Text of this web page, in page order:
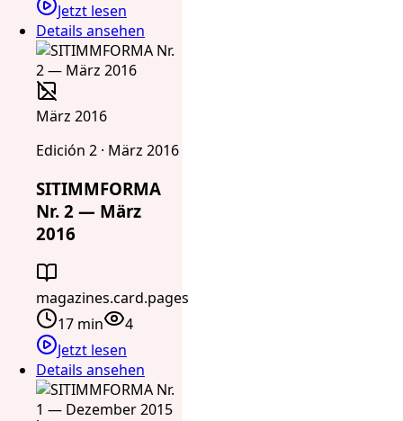
Jetzt lesen
Details ansehen
März 2016
Edición 2 · März 2016
SITIMMFORMA
Nr. 2 — März
2016
magazines.card.pages
17 min
4
Jetzt lesen
Details ansehen